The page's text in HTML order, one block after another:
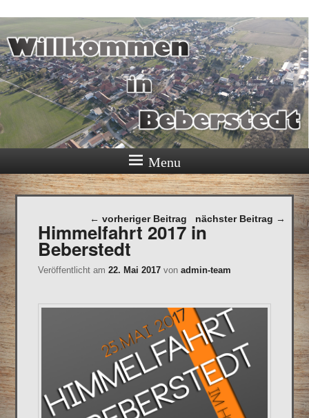
Menu
Beitragsnavigation
← vorheriger Beitrag nächster Beitrag →
Himmelfahrt 2017 in
Beberstedt
Veröffentlicht am22. Mai 2017 vonadmin-team